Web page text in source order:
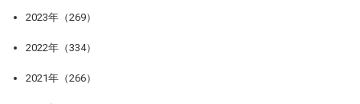
2023年（269）
2022年（334）
2021年（266）